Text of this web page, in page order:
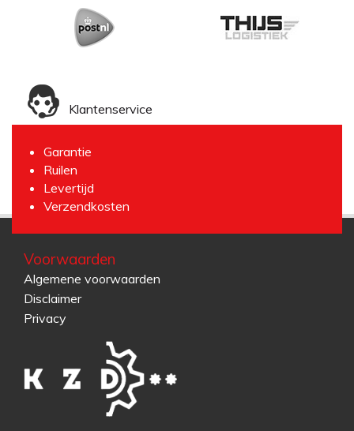
Klantenservice
Garantie
Ruilen
Levertijd
Verzendkosten
Voorwaarden
Algemene voorwaarden
Disclaimer
Privacy